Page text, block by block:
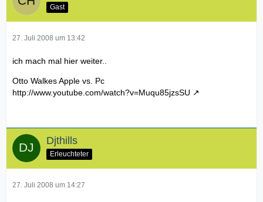
Gast
27. Juli 2008 um 13:42
ich mach mal hier weiter..
Otto Walkes Apple vs. Pc
http://www.youtube.com/watch?v=Muqu85jzsSU
Djthills
Erleuchteter
27. Juli 2008 um 14:27